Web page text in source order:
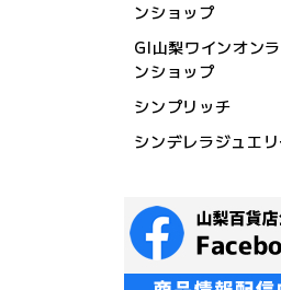
ンショップ
GI山梨ワインオン
ンショップ
シンプリッチ
シンデレラジュエリ